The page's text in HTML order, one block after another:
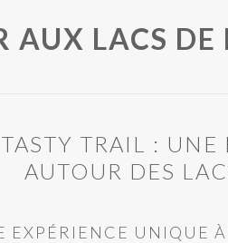
LACS DE
TASTY TRAIL :
AUTOUR DES
EXPÉRIENCE UNIQUE